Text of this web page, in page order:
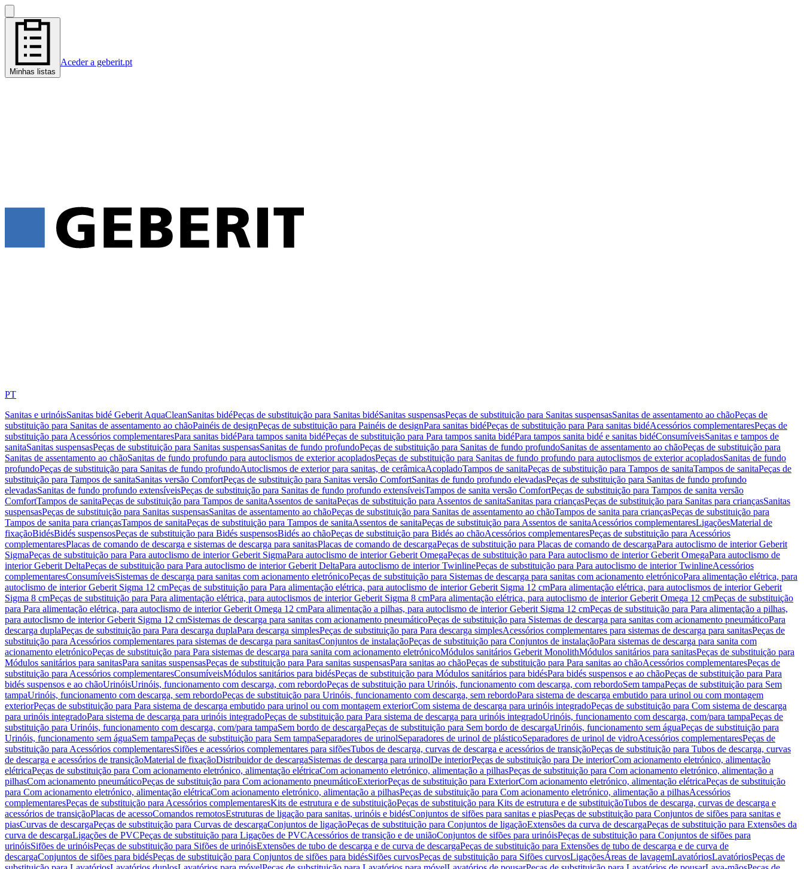
Minhas listas
Aceder a geberit.pt
PT
Sanitas e urinóisSanitas bidé Geberit AquaCleanSanitas bidéPeças de substituição para Sanitas bidéSanitas suspensasPeças de substituição para Sanitas suspensasSanitas de assentamento ao chãoPeças de
substituição para Sanitas de assentamento ao chãoPainéis de designPeças de substituição para Painéis de designPara sanitas bidéPeças de substituição para Para sanitas bidéAcessórios complementaresPeças de
substituição para Acessórios complementaresPara sanitas bidéPara tampos sanita bidéPeças de substituição para Para tampos sanita bidéPara tampos sanita bidé e sanitas bidéConsumíveisSanitas e tampos de
sanitaSanitas suspensasPeças de substituição para Sanitas suspensasSanitas de fundo profundoPeças de substituição para Sanitas de fundo profundoSanitas de assentamento ao chãoPeças de substituição para
Sanitas de assentamento ao chãoSanitas de fundo profundo para autoclismos de exterior acopladosPeças de substituição para Sanitas de fundo profundo para autoclismos de exterior acopladosSanitas de fundo
profundoPeças de substituição para Sanitas de fundo profundoAutoclismos de exterior para sanitas, de cerâmicaAcopladoTampos de sanitaPeças de substituição para Tampos de sanitaTampos de sanitaPeças de
substituição para Tampos de sanitaSanitas versão ComfortPeças de substituição para Sanitas versão ComfortSanitas de fundo profundo elevadasPeças de substituição para Sanitas de fundo profundo
elevadasSanitas de fundo profundo extensíveisPeças de substituição para Sanitas de fundo profundo extensíveisTampos de sanita versão ComfortPeças de substituição para Tampos de sanita versão
ComfortTampos de sanitaPeças de substituição para Tampos de sanitaAssentos de sanitaPeças de substituição para Assentos de sanitaSanitas para criançasPeças de substituição para Sanitas para criançasSanitas
suspensasPeças de substituição para Sanitas suspensasSanitas de assentamento ao chãoPeças de substituição para Sanitas de assentamento ao chãoTampos de sanita para criançasPeças de substituição para
Tampos de sanita para criançasTampos de sanitaPeças de substituição para Tampos de sanitaAssentos de sanitaPeças de substituição para Assentos de sanitaAcessórios complementaresLigaçõesMaterial de
fixaçãoBidésBidés suspensosPeças de substituição para Bidés suspensosBidés ao chãoPeças de substituição para Bidés ao chãoAcessórios complementaresPeças de substituição para Acessórios
complementaresPlacas de comando de descarga e sistemas de descarga para sanitasPlacas de comando de descargaPeças de substituição para Placas de comando de descargaPara autoclismo de interior Geberit
SigmaPeças de substituição para Para autoclismo de interior Geberit SigmaPara autoclismo de interior Geberit OmegaPeças de substituição para Para autoclismo de interior Geberit OmegaPara autoclismo de
interior Geberit DeltaPeças de substituição para Para autoclismo de interior Geberit DeltaPara autoclismo de interior TwinlinePeças de substituição para Para autoclismo de interior TwinlineAcessórios
complementaresConsumíveisSistemas de descarga para sanitas com acionamento eletrónicoPeças de substituição para Sistemas de descarga para sanitas com acionamento eletrónicoPara alimentação elétrica, para
autoclismo de interior Geberit Sigma 12 cmPeças de substituição para Para alimentação elétrica, para autoclismo de interior Geberit Sigma 12 cmPara alimentação elétrica, para autoclismos de interior Geberit
Sigma 8 cmPeças de substituição para Para alimentação elétrica, para autoclismos de interior Geberit Sigma 8 cmPara alimentação elétrica, para autoclismo de interior Geberit Omega 12 cmPeças de substituição
para Para alimentação elétrica, para autoclismo de interior Geberit Omega 12 cmPara alimentação a pilhas, para autoclismo de interior Geberit Sigma 12 cmPeças de substituição para Para alimentação a pilhas,
para autoclismo de interior Geberit Sigma 12 cmSistemas de descarga para sanitas com acionamento pneumáticoPeças de substituição para Sistemas de descarga para sanitas com acionamento pneumáticoPara
descarga duplaPeças de substituição para Para descarga duplaPara descarga simplesPeças de substituição para Para descarga simplesAcessórios complementares para sistemas de descarga para sanitasPeças de
substituição para Acessórios complementares para sistemas de descarga para sanitasConjuntos de instalaçãoPeças de substituição para Conjuntos de instalaçãoPara sistemas de descarga para sanita com
acionamento eletrónicoPeças de substituição para Para sistemas de descarga para sanita com acionamento eletrónicoMódulos sanitários Geberit MonolithMódulos sanitários para sanitasPeças de substituição para
Módulos sanitários para sanitasPara sanitas suspensasPeças de substituição para Para sanitas suspensasPara sanitas ao chãoPeças de substituição para Para sanitas ao chãoAcessórios complementaresPeças de
substituição para Acessórios complementaresConsumíveisMódulos sanitários para bidésPeças de substituição para Módulos sanitários para bidésPara bidés suspensos e ao chãoPeças de substituição para Para
bidés suspensos e ao chãoUrinóisUrinóis, funcionamento com descarga, com rebordoPeças de substituição para Urinóis, funcionamento com descarga, com rebordoSem tampaPeças de substituição para Sem
tampaUrinóis, funcionamento com descarga, sem rebordoPeças de substituição para Urinóis, funcionamento com descarga, sem rebordoPara sistema de descarga embutido para urinol ou com montagem
exteriorPeças de substituição para Para sistema de descarga embutido para urinol ou com montagem exteriorCom sistema de descarga para urinóis integradoPeças de substituição para Com sistema de descarga
para urinóis integradoPara sistema de descarga para urinóis integradoPeças de substituição para Para sistema de descarga para urinóis integradoUrinóis, funcionamento com descarga, com/para tampaPeças de
substituição para Urinóis, funcionamento com descarga, com/para tampaSem bordo de descargaPeças de substituição para Sem bordo de descargaUrinóis, funcionamento sem águaPeças de substituição para
Urinóis, funcionamento sem águaSem tampaPeças de substituição para Sem tampaSeparadores de urinolSeparadores de urinol de plásticoSeparadores de urinol de vidroAcessórios complementaresPeças de
substituição para Acessórios complementaresSifões e acessórios complementares para sifõesTubos de descarga, curvas de descarga e acessórios de transiçãoPeças de substituição para Tubos de descarga, curvas
de descarga e acessórios de transiçãoMaterial de fixaçãoDistribuidor de descargaSistemas de descarga para urinolDe interiorPeças de substituição para De interiorCom acionamento eletrónico, alimentação
elétricaPeças de substituição para Com acionamento eletrónico, alimentação elétricaCom acionamento eletrónico, alimentação a pilhasPeças de substituição para Com acionamento eletrónico, alimentação a
pilhasCom acionamento pneumáticoPeças de substituição para Com acionamento pneumáticoExteriorPeças de substituição para ExteriorCom acionamento eletrónico, alimentação elétricaPeças de substituição
para Com acionamento eletrónico, alimentação elétricaCom acionamento eletrónico, alimentação a pilhasPeças de substituição para Com acionamento eletrónico, alimentação a pilhasAcessórios
complementaresPeças de substituição para Acessórios complementaresKits de estrutura e de substituiçãoPeças de substituição para Kits de estrutura e de substituiçãoTubos de descarga, curvas de descarga e
acessórios de transiçãoPlacas de acessoComandos remotosEstruturas de ligação para sanitas, urinóis e bidésConjuntos de sifões para sanitas e piasPeças de substituição para Conjuntos de sifões para sanitas e
piasCurvas de descargaPeças de substituição para Curvas de descargaConjuntos de ligaçãoPeças de substituição para Conjuntos de ligaçãoExtensões da curva de descargaPeças de substituição para Extensões da
curva de descargaLigações de PVCPeças de substituição para Ligações de PVCAcessórios de transição e de uniãoConjuntos de sifões para urinóisPeças de substituição para Conjuntos de sifões para
urinóisSifões de urinóisPeças de substituição para Sifões de urinóisExtensões de tubo de descarga e de curva de descargaPeças de substituição para Extensões de tubo de descarga e de curva de
descargaConjuntos de sifões para bidésPeças de substituição para Conjuntos de sifões para bidésSifões curvosPeças de substituição para Sifões curvosLigaçõesÁreas de lavagemLavatóriosLavatóriosPeças de